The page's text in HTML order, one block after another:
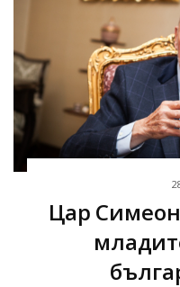
Цар Симеон